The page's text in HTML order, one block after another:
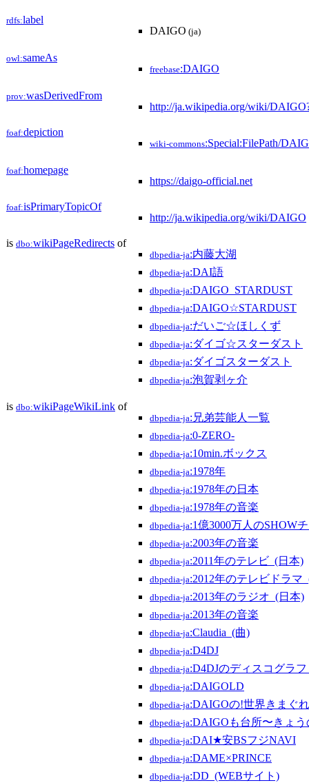
rdfs:label
DAIGO (ja)
owl:sameAs
freebase:DAIGO
prov:wasDerivedFrom
http://ja.wikipedia.org/wiki/
foaf:depiction
wiki-commons:Special:FilePath/
foaf:homepage
https://daigo-official.net
foaf:isPrimaryTopicOf
http://ja.wikipedia.org/wiki/DAIGO
is dbo:wikiPageRedirects of
dbpedia-ja:内藤大湖
dbpedia-ja:DAI語
dbpedia-ja:DAIGO_STARDUST
dbpedia-ja:DAIGO☆STARDUST
dbpedia-ja:だいご☆ほしくず
dbpedia-ja:ダイゴ☆スターダスト
dbpedia-ja:ダイゴスターダスト
dbpedia-ja:泡賀剥ヶ介
is dbo:wikiPageWikiLink of
dbpedia-ja:兄弟芸能人一覧
dbpedia-ja:0-ZERO-
dbpedia-ja:10min.ボックス
dbpedia-ja:1978年
dbpedia-ja:1978年の日本
dbpedia-ja:1978年の音楽
dbpedia-ja:1億3000万人のSHOW
dbpedia-ja:2003年の音楽
dbpedia-ja:2011年のテレビ_(日本)
dbpedia-ja:2012年のテレビドラマ
dbpedia-ja:2013年のラジオ_(日本)
dbpedia-ja:2013年の音楽
dbpedia-ja:Claudia_(曲)
dbpedia-ja:D4DJ
dbpedia-ja:D4DJのディスコグラ
dbpedia-ja:DAIGOLD
dbpedia-ja:DAIGOの!世界きまぐ
dbpedia-ja:DAIGOも台所〜きょ
dbpedia-ja:DAI★安BSフジNAVI
dbpedia-ja:DAME×PRINCE
dbpedia-ja:DD_(WEBサイト)